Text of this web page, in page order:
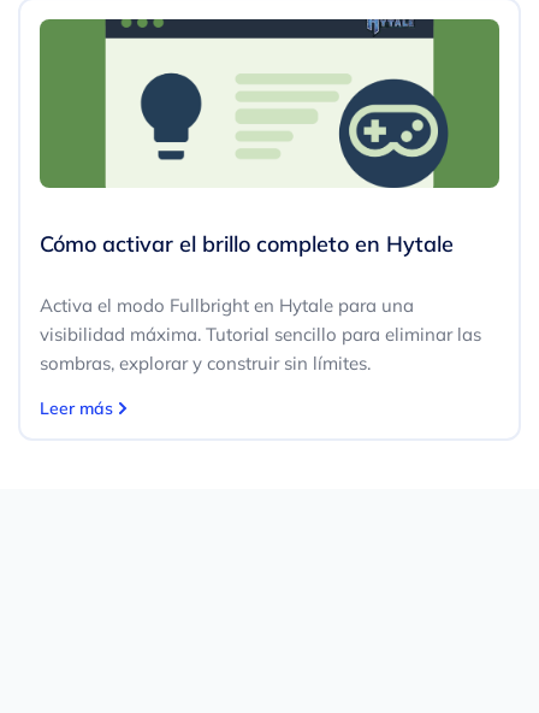
Cómo activar el brillo completo en Hytale
Activa el modo Fullbright en Hytale para una
visibilidad máxima. Tutorial sencillo para eliminar las
sombras, explorar y construir sin límites.
Leer más